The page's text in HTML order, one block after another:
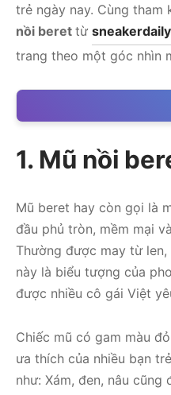
trẻ ngày nay. Cùng tham
nồi beret từ sneakerdaily
trang theo một góc nhìn
1. Mũ nồi
Mũ beret hay còn gọi là
đầu phủ tròn, mềm mại
Thường được may từ
này là biểu tượng của
được nhiều cô gái Việt
Chiếc mũ có gam màu
ưa thích của nhiều bạn
như: Xám, đen, nâu